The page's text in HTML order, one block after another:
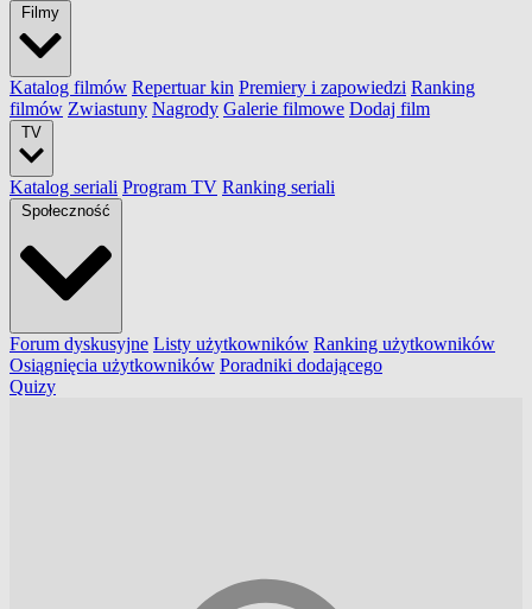
Filmy
Katalog filmów Repertuar kin Premiery i zapowiedzi Ranking
filmów Zwiastuny Nagrody Galerie filmowe Dodaj film
TV
Katalog seriali Program TV Ranking seriali
Społeczność
Forum dyskusyjne Listy użytkowników Ranking użytkowników
Osiągnięcia użytkowników Poradniki dodającego
Quizy